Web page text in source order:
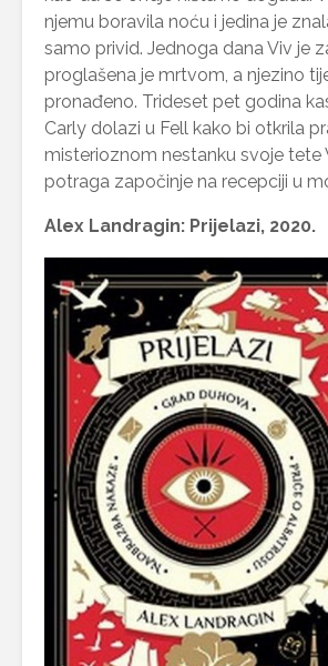
njemu boravila noću i jedina je
samo privid. Jednoga dana Viv je
proglašena je mrtvom, a njezino
pronađeno. Trideset pet godina
Carly dolazi u Fell kako bi otkrila
misterioznom nestanku svoje tete
potraga započinje na recepciji u
Alex Landragin: Prijelazi, 2020.